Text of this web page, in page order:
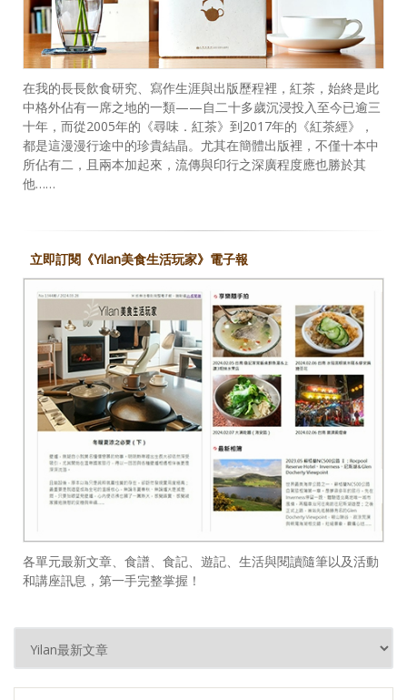
在我的長長飲食研究、寫作生涯與出版歷程裡，紅茶，始終是此
中格外佔有一席之地的一類——自二十多歲沉浸投入至今已逾三
十年，而從2005年的《尋味．紅茶》到2017年的《紅茶經》，
都是這漫漫行途中的珍貴結晶。尤其在簡體出版裡，不僅十本中
所佔有二，且兩本加起來，流傳與印行之深廣程度應也勝於其
他……
立即訂閱《Yilan美食生活玩家》電子報
各單元最新文章、食譜、食記、遊記、生活與閱讀隨筆以及活動
和講座訊息，第一手完整掌握！